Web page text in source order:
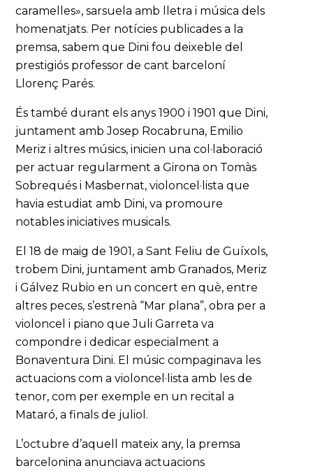
caramelles», sarsuela amb lletra i música dels
homenatjats. Per notícies publicades a la
premsa, sabem que Dini fou deixeble del
prestigiós professor de cant barceloní
Llorenç Parés.
És també durant els anys 1900 i 1901 que Dini,
juntament amb Josep Rocabruna, Emilio
Meriz i altres músics, inicien una col·laboració
per actuar regularment a Girona on Tomàs
Sobrequés i Masbernat, violoncel·lista que
havia estudiat amb Dini, va promoure
notables iniciatives musicals.
El 18 de maig de 1901, a Sant Feliu de Guíxols,
trobem Dini, juntament amb Granados, Meriz
i Gálvez Rubio en un concert en què, entre
altres peces, s’estrenà “Mar plana”, obra per a
violoncel i piano que Juli Garreta va
compondre i dedicar especialment a
Bonaventura Dini. El músic compaginava les
actuacions com a violoncel·lista amb les de
tenor, com per exemple en un recital a
Mataró, a finals de juliol.
L’octubre d’aquell mateix any, la premsa
barcelonina anunciava actuacions